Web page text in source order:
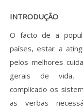
INTRODUÇÃO
O facto de a
países, estar a
pelos melhores
gerais de vida,
complicado os
as verbas